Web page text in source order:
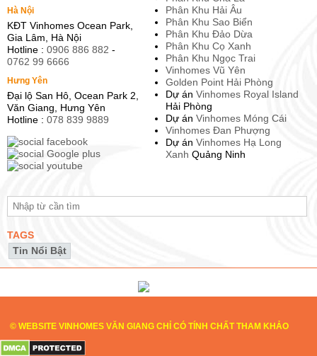
Hà Nội
KĐT Vinhomes Ocean Park,
Gia Lâm, Hà Nội
Hotline : 0906 886 882 -
0762 99 6666
Hưng Yên
Đại lộ San Hô, Ocean Park 2,
Văn Giang, Hưng Yên
Hotline : 078 839 9889
Phân Khu Hải Âu
Phân Khu Sao Biển
Phân Khu Đảo Dừa
Phân Khu Cọ Xanh
Phân Khu Ngọc Trai
Vinhomes Vũ Yên
Golden Point Hải Phòng
Dự án Vinhomes Royal Island
Hải Phòng
Dự án Vinhomes Móng Cái
Vinhomes Đan Phượng
Dự án Vinhomes Hạ Long
Xanh Quảng Ninh
TAGS
Tin Nổi Bật
© WEBSITE VINHOMES VĂN GIANG CHỈ CÓ TÍNH CHẤT THAM KHẢO